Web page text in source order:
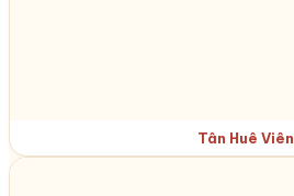
Tân Huê Viên